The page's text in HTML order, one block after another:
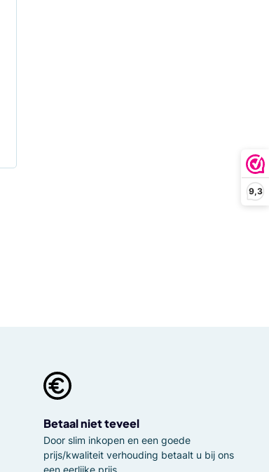
9,3
Betaal niet teveel
Door slim inkopen en een goede
prijs/kwaliteit verhouding betaalt u bij ons
een eerlijke prijs.